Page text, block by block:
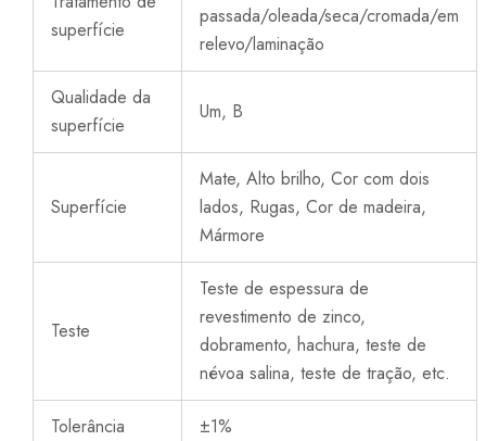
superfície
passada/oleada/seca/cromada/em
relevo/laminação
Qualidade da
superfície
Um, B
Superfície
Mate, Alto brilho, Cor com dois
lados, Rugas, Cor de madeira,
Mármore
Teste
Teste de espessura de
revestimento de zinco,
dobramento, hachura, teste de
névoa salina, teste de tração, etc.
Tolerância ±1%